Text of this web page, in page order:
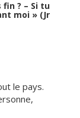
? – Si tu
moi » (Jr
le pays.